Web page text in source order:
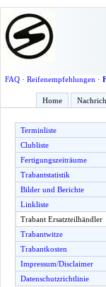
FAQ· Reifenempfehlungen ·
Home
Terminliste
Clubliste
Fertigungszeiträume
Trabantstatistik
Bilder und Berichte
Linkliste
Trabant Ersatzteilhändler
Trabantwitze
Trabantkosten
Impressum/Disclaimer
Datenschutzrichtlinie